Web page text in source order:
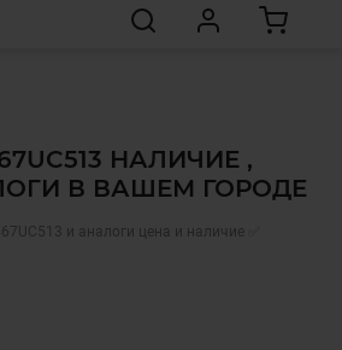
НАЛИЧИЕ ,
В ВАШЕМ ГОРОДЕ
и аналоги цена и наличие ✅